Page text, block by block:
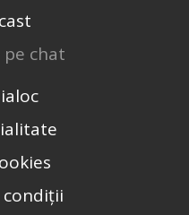
pe chat
condiții